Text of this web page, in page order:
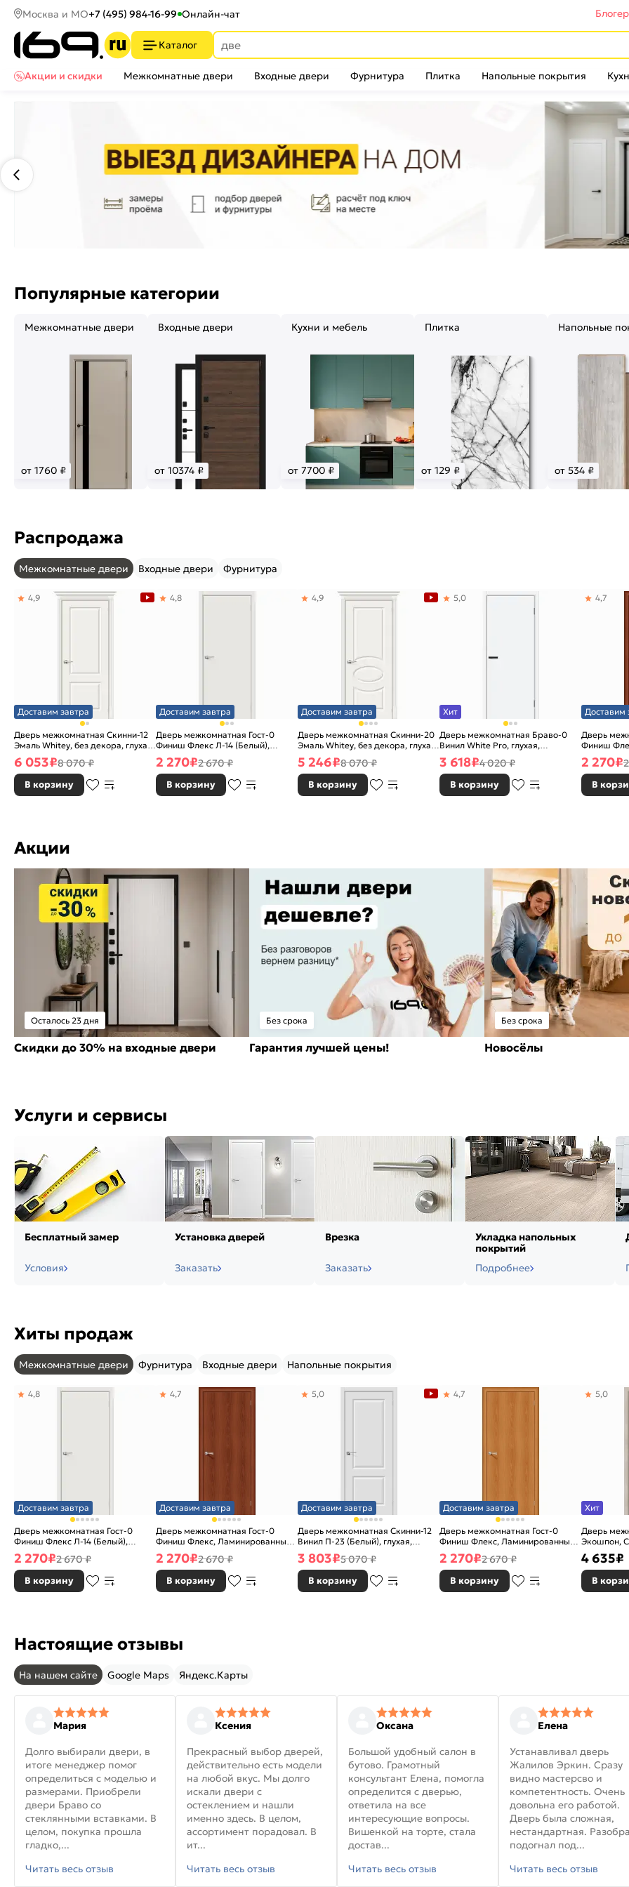
Москва и МО+7 (495) 984-16-99 Онлайн-чат
Каталог
Акции и скидки
Межкомнатные двери Входные двери Фурнитура Плитка Напольные покрытия
Популярные категории
Межкомнатные двери
от 1760 ₽
Входные двери
от 10374 ₽
Кухни и мебель
от 7700 ₽
Плитка
от 129 ₽
Напольные
от 534 ₽
Распродажа
Межкомнатные двери Входные двери Фурнитура
Доставим завтра
Дверь межкомнатная Скинни-12
Эмаль Whitey, без декора, глухая,
без стекла, без кромки, скиновая
4,9
6 053₽8 070 ₽
В корзину
Доставим завтра
Дверь межкомнатная Гост-0
Финиш Флекс Л-14 (Белый),
глухая, каркасно-щитовая
4,8
2 270₽2 670 ₽
В корзину
Доставим завтра
Дверь межкомнатная Скинни-20
Эмаль Whitey, без декора, глухая,
без стекла, без кромки, скиновая
4,9
5 246₽8 070 ₽
В корзину
Хит
Дверь межкомнатная Браво-0
Винил White Pro, глухая,
каркасно-щитовая
5,0
3 618₽4 020 ₽
В корзину
Доставим
Дверь
Финиш
Л-11
каркасно-
4,7
2 270₽
В
Акции
Осталось 23 дня
Скидки до 30% на входные двери
Без срока
Гарантия лучшей цены!
Без срока
Новосёлы
Услуги и сервисы
Бесплатный замер
Условия
Установка дверей
Заказать
Врезка
Заказать
Укладка напольных
покрытий
Подробнее
Хиты продаж
Межкомнатные двери Фурнитура Входные двери Напольные покрытия
Доставим завтра
Дверь межкомнатная Гост-0
Финиш Флекс Л-14 (Белый),
глухая, каркасно-щитовая
4,8
2 270₽2 670 ₽
В корзину
Доставим завтра
Дверь межкомнатная Гост-0
Финиш Флекс, Ламинированные
Л-11 (ИталОрех), глухая,
каркасно-щитовая
4,7
2 270₽2 670 ₽
В корзину
Доставим завтра
Дверь межкомнатная Скинни-12
Винил П-23 (Белый), глухая,
скиновая
5,0
3 803₽5 070 ₽
В корзину
Доставим завтра
Дверь межкомнатная Гост-0
Финиш Флекс, Ламинированные
Л-12 (МиланОрех), глухая,
каркасно-щитовая
4,7
2 270₽2 670 ₽
В корзину
Хит
Дверь
Экошпон,
5,0
4 635₽
В
Настоящие отзывы
На нашем сайте Google Maps Яндекс.Карты
Мария
Долго выбирали двери, в
итоге менеджер помог
определиться с моделью и
размерами. Приобрели
двери Браво со
стеклянными вставками. В
целом, покупка прошла
гладко,...
Читать весь отзыв
Ксения
Прекрасный выбор дверей,
действительно есть модели
на любой вкус. Мы долго
искали двери с
остеклением и нашли
именно здесь. В целом,
ассортимент порадовал. В
ит...
Читать весь отзыв
Оксана
Большой удобный салон в
бутово. Грамотный
консультант Елена, помогла
определится с дверью,
ответила на все
интересующие вопросы.
Вишенкой на торте, стала
достав...
Читать весь отзыв
Елена
Устанавливал дверь
Жалилов Эркин. Сразу
видно мастерсво и
компетентность. Очень
довольна его работой.
Дверь была сложная,
нестандартная.
подогнал под...
Читать весь отзыв